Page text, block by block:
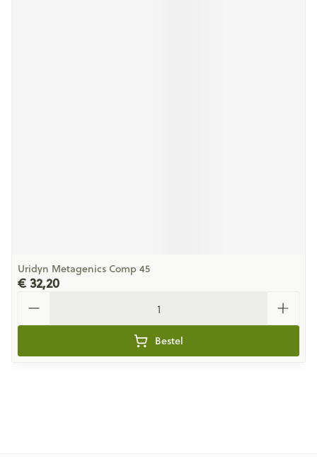
Uridyn Metagenics Comp 45
€ 32,20
Bestel